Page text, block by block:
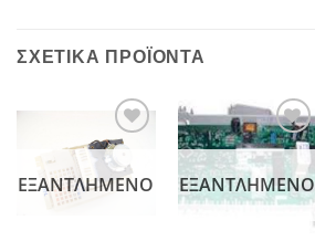
ΣΧΕΤΙΚΆ ΠΡΟΪΌΝΤΑ
Add to
wishlist
ΕΞΑΝΤΛΗΜΈΝΟ
Add to
wishlist
ΕΞΑΝΤΛΗΜΈΝΟ